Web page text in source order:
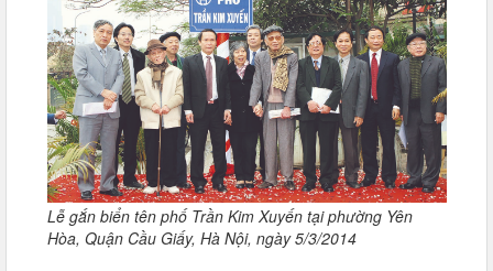
Lễ gắn biển tên phố Trần Kim Xuyến tại phường Yên
Hòa, Quận Cầu Giấy, Hà Nội, ngày 5/3/2014